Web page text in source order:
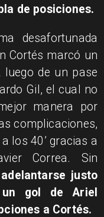
de posiciones.
desafortunada
Cortés marcó un
de un pase
Gil, el cual no
manera por
complicaciones,
los 40’ gracias a
Correa. Sin
justo
gol de Ariel
a Cortés.